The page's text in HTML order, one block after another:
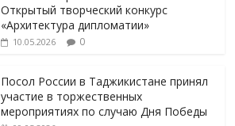
Открытый творческий конкурс
«Архитектура дипломатии»
10.05.2026 0
Посол России в Таджикистане принял
участие в торжественных
мероприятиях по случаю Дня Победы